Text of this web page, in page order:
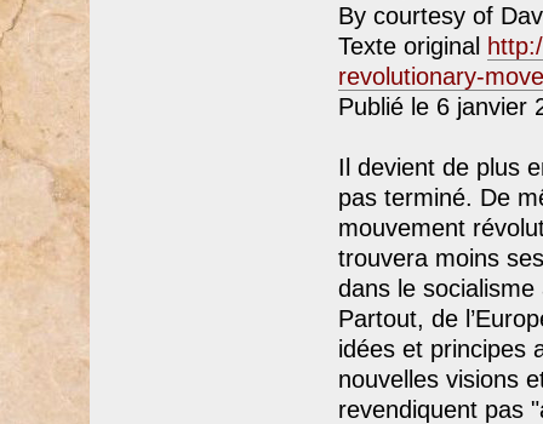
By courtesy of
Texte original
revolutionary-
Publié le 6 janvier
Il devient de plus
pas terminé. De
mouvement
trouvera moins
dans le socialisme
Partout, de
idées et principes
nouvelles visions
revendiquent pas